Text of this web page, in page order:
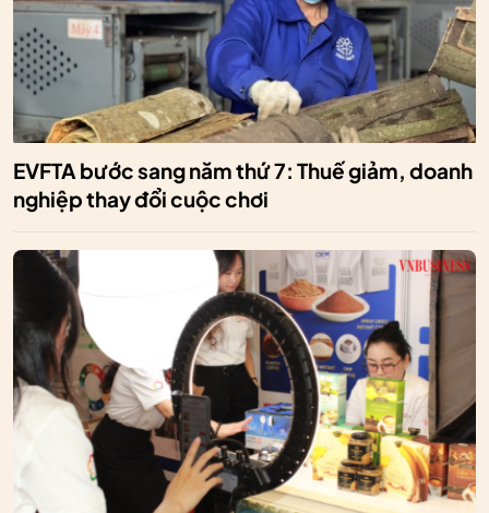
EVFTA bước sang năm thứ 7: Thuế giảm, doanh
nghiệp thay đổi cuộc chơi